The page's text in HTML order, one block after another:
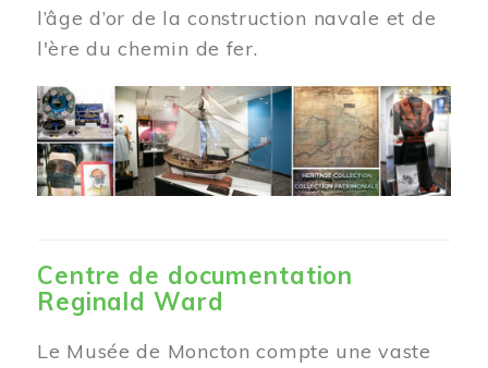
l’âge d’or de la construction navale et de
l'ère du chemin de fer.
Centre de documentation
Reginald Ward
Le Musée de Moncton compte une vaste